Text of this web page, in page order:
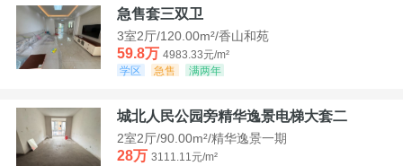
急售套三双卫
3室2厅/120.00m²/香山和苑
59.8万 4983.33元/m²
学区
急售 满两年
城北人民公园旁精华逸景电梯大套二
2室2厅/90.00m²/精华逸景一期
28万 3111.11元/m²